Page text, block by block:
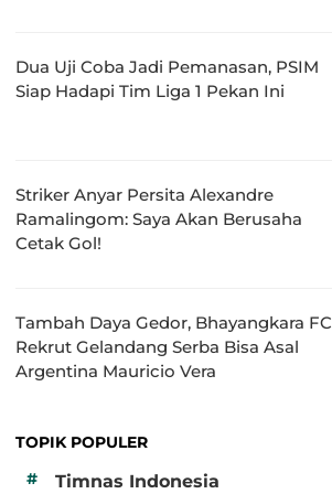
Dua Uji Coba Jadi Pemanasan, PSIM
Siap Hadapi Tim Liga 1 Pekan Ini
Striker Anyar Persita Alexandre
Ramalingom: Saya Akan Berusaha
Cetak Gol!
Tambah Daya Gedor, Bhayangkara FC
Rekrut Gelandang Serba Bisa Asal
Argentina Mauricio Vera
TOPIK POPULER
#
Timnas Indonesia